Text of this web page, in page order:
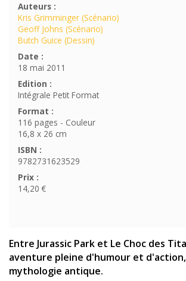
Auteurs :
Kris Grimminger (Scénario)
Geoff Johns (Scénario)
Butch Guice (Dessin)
Date :
18 mai 2011
Edition :
Intégrale Petit Format
Format :
116 pages - Couleur
16,8 x 26 cm
ISBN :
9782731623529
Prix :
14,20 €
Entre Jurassic Park et Le Choc des
aventure pleine d'humour et
mythologie antique.